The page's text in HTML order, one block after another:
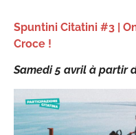
Spuntini Citatini #3 |
Croce !
Samedi 5 avril à partir